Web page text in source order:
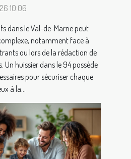
10:06
dans le Val-de-Marne peut
notamment face à
ou lors de la rédaction de
Un huissier dans le 94 possède
pour sécuriser chaque
à la...